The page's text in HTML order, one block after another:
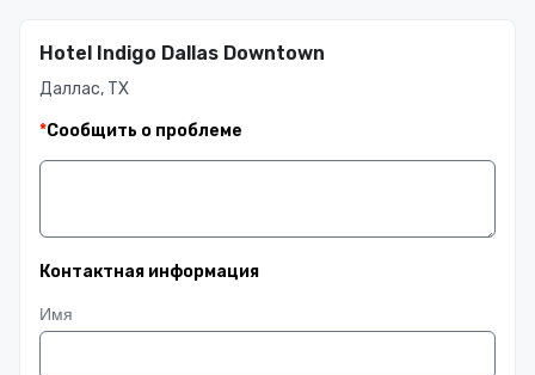
Hotel Indigo Dallas Downtown
Даллас, TX
*Сообщить о проблеме
Контактная информация
Имя